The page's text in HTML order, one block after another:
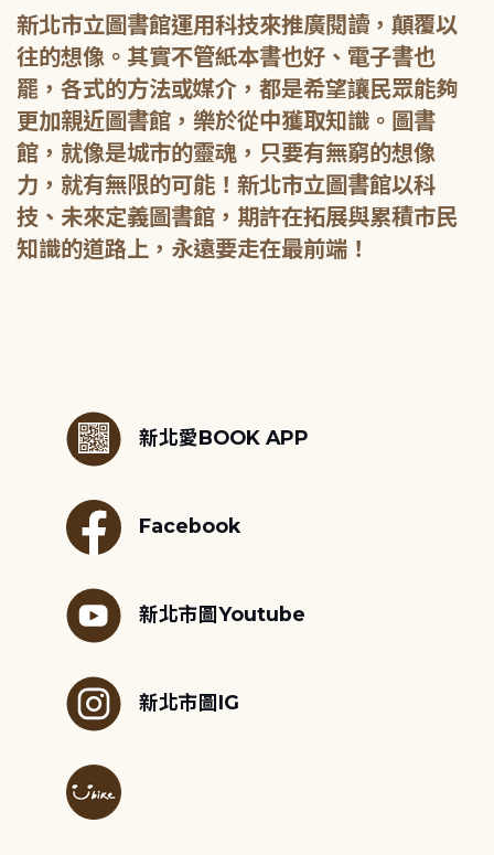
新北市立圖書館運用科技來推廣閱讀，顛覆以
往的想像。其實不管紙本書也好、電子書也
罷，各式的方法或媒介，都是希望讓民眾能夠
更加親近圖書館，樂於從中獲取知識。圖書
館，就像是城市的靈魂，只要有無窮的想像
力，就有無限的可能！新北市立圖書館以科
技、未來定義圖書館，期許在拓展與累積市民
知識的道路上，永遠要走在最前端！
新北愛BOOK APP
Facebook
新北市圖Youtube
新北市圖IG